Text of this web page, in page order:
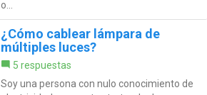
o...
¿Cómo cablear lámpara de
múltiples luces?
5 respuestas
Soy una persona con nulo conocimiento de